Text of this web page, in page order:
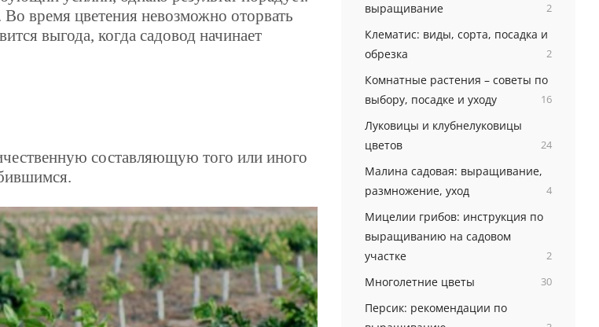
время цветения невозможно оторвать
выгода, когда садовод начинает
составляющую того или иного
выращивание
2
Клематис: виды, сорта, посадка и
обрезка
2
Комнатные растения – советы по
выбору, посадке и уходу
16
Луковицы и клубнелуковицы
цветов
24
Малина садовая: выращивание,
размножение, уход
4
Мицелии грибов: инструкция по
выращиванию на садовом
участке
2
Многолетние цветы 30
Персик: рекомендации по